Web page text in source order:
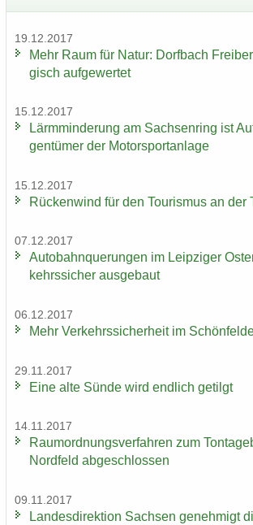
19.12.2017
Mehr Raum für Natur: Dorf­bach
gisch auf­ge­wer­tet
15.12.2017
Lärm­min­de­rung am Sach­sen­ring ist
gen­tü­mer der Mo­tor­sport­an­la­ge
15.12.2017
Rü­cken­wind für den Tou­ris­mus an der
07.12.2017
Au­to­bahn­que­run­gen im Leip­zi­ger
kehrs­si­cher aus­ge­baut
06.12.2017
Mehr Ver­kehrs­si­cher­heit im
29.11.2017
Eine alte Sünde wird end­lich ge­tilgt
14.11.2017
Raum­ord­nungs­ver­fah­ren zum
Nordfeld ab­ge­schlos­sen
09.11.2017
Lan­des­di­rek­ti­on Sach­sen ge­neh­migt